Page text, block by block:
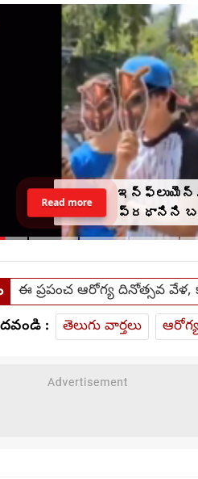
ప్రధానిని
మెడకు ఉచ్చు
Read more
ఈ ప్రపంచ ఆరోగ్య దినోత్సవ
: తెలుగు వార్తలు